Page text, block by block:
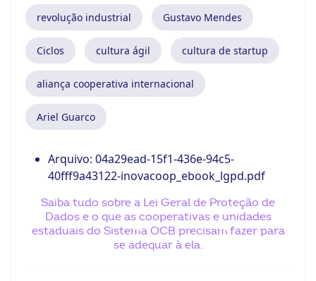
revolução industrial Gustavo Mendes
Ciclos cultura ágil cultura de startup
aliança cooperativa internacional
Ariel Guarco
Arquivo: 04a29ead-15f1-436e-94c5-
40fff9a43122-inovacoop_ebook_lgpd.pdf
Saiba tudo sobre a Lei Geral de Proteção de
Dados e o que as cooperativas e unidades
estaduais do Sistema OCB precisam fazer para
se adequar à ela.